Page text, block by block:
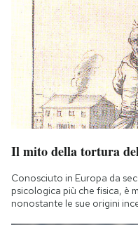
Il mito della tortura
Conosciuto in Europa da
psicologica più che fisica, è
nonostante le sue origini